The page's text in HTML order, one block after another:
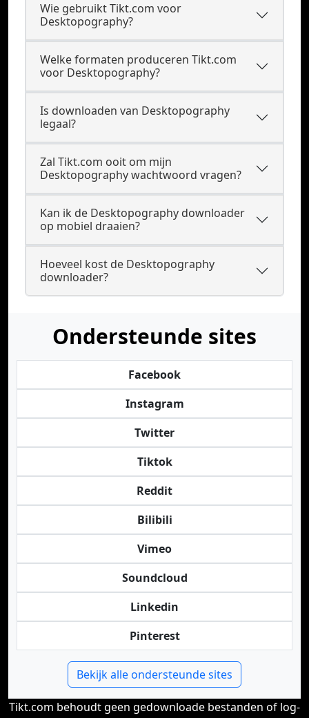
Wie gebruikt Tikt.com voor
Desktopography?
Welke formaten produceren Tikt.com
voor Desktopography?
Is downloaden van Desktopography
legaal?
Zal Tikt.com ooit om mijn
Desktopography wachtwoord vragen?
Kan ik de Desktopography downloader
op mobiel draaien?
Hoeveel kost de Desktopography
downloader?
Ondersteunde sites
Facebook
Instagram
Twitter
Tiktok
Reddit
Bilibili
Vimeo
Soundcloud
Linkedin
Pinterest
Bekijk alle ondersteunde sites
Tikt.com behoudt geen gedownloade bestanden of log-